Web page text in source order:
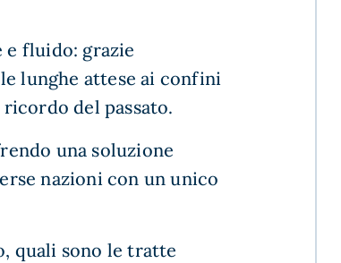
e fluido: grazie
lunghe attese ai confini
del passato.
una soluzione
nazioni con un unico
quali sono le tratte